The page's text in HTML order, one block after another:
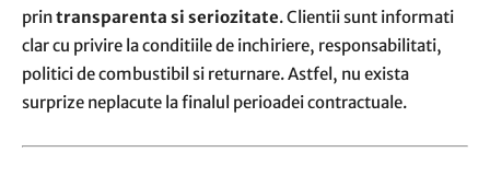
printransparenta si seriozitate. Clientii sunt informati
clar cu privire la conditiile de inchiriere, responsabilitati,
politici de combustibil si returnare. Astfel, nu exista
surprize neplacute la finalul perioadei contractuale.